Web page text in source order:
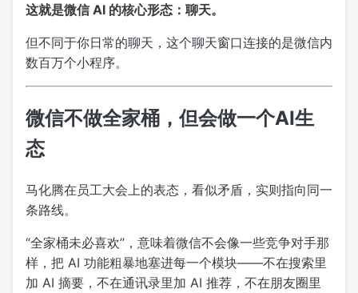
这就是微信 AI 的核心形态：聊天。
但不同于你日常的聊天，这个聊天窗口连接的是微信内
数百万个小程序。
微信不做全家桶，但会做一个AI生
态
马化腾在员工大会上的表态，看似矛盾，实则指向同一
条路线。
“全家桶未必喜欢”，意味着微信不会像一些竞争对手那
样，把 AI 功能粗暴地塞进每一个模块——不在搜索里
加 AI 摘要，不在通讯录里加 AI 推荐，不在朋友圈里